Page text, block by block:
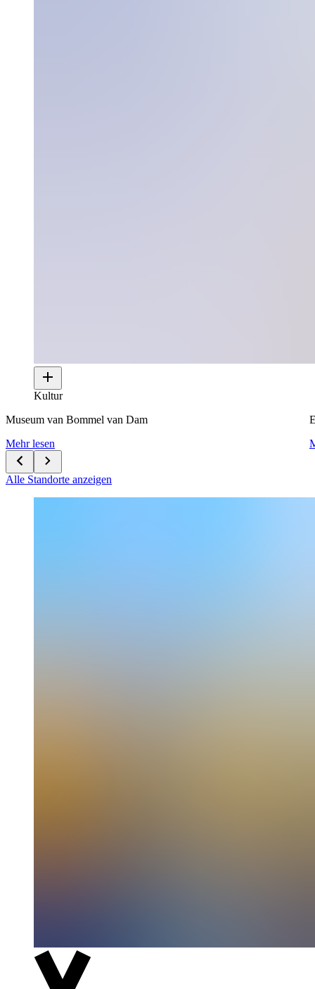
Kultur
Museum van Bommel van Dam
Mehr lesen
Alle Standorte anzeigen